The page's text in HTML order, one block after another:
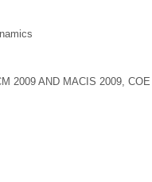
2009 AND MACIS 2009,